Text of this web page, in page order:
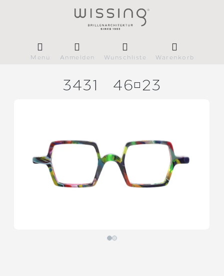
Menü Anmelden Wunschliste Warenkorb
3431 4623